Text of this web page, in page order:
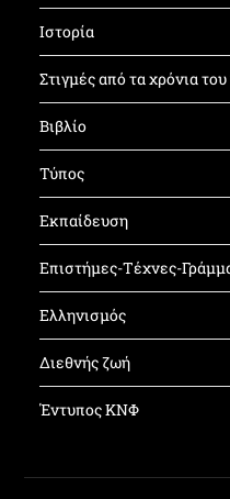
Ιστορία
Στιγμές από τα χρόνια του
Βιβλίο
Τύπος
Εκπαίδευση
Επιστήμες-Τέχνες-
Ελληνισμός
Διεθνής ζωή
Έντυπος ΚΝΦ